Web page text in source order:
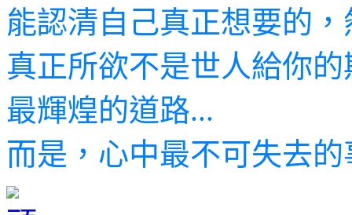
能認清自己真正想要的
真正所欲不是世人給你
最輝煌的道路...
而是，心中最不可失去的